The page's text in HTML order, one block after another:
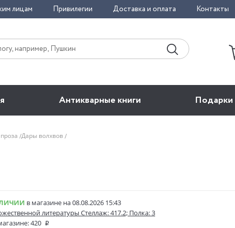
лицам Привилегии Доставка и оплата Контакты
Антикварные книги Подарки
Дары волхвов
в магазине на 08.08.2026 15:43
литературы Стеллаж: 417.2; Полка: 3
420